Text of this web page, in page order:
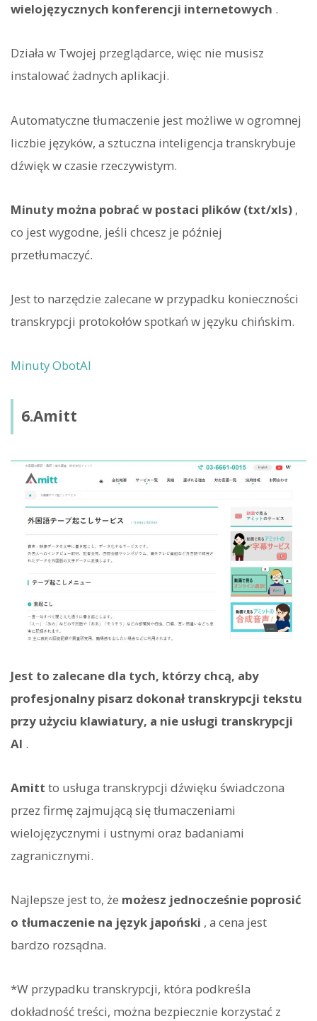
wielojęzycznych konferencji internetowych .
Działa w Twojej przeglądarce, więc nie musisz
instalować żadnych aplikacji.
Automatyczne tłumaczenie jest możliwe w ogromnej
liczbie języków, a sztuczna inteligencja transkrybuje
dźwięk w czasie rzeczywistym.
Minuty można pobrać w postaci plików (txt/xls) ,
co jest wygodne, jeśli chcesz je później
przetłumaczyć.
Jest to narzędzie zalecane w przypadku konieczności
transkrypcji protokołów spotkań w języku chińskim.
Minuty ObotAI
6.Amitt
Jest to zalecane dla tych, którzy chcą, aby
profesjonalny pisarz dokonał transkrypcji tekstu
przy użyciu klawiatury, a nie usługi transkrypcji
AI .
Amitt to usługa transkrypcji dźwięku świadczona
przez firmę zajmującą się tłumaczeniami
wielojęzycznymi i ustnymi oraz badaniami
zagranicznymi.
Najlepsze jest to, że możesz jednocześnie poprosić
o tłumaczenie na język japoński , a cena jest
bardzo rozsądna.
*W przypadku transkrypcji, która podkreśla
dokładność treści, można bezpiecznie korzystać z